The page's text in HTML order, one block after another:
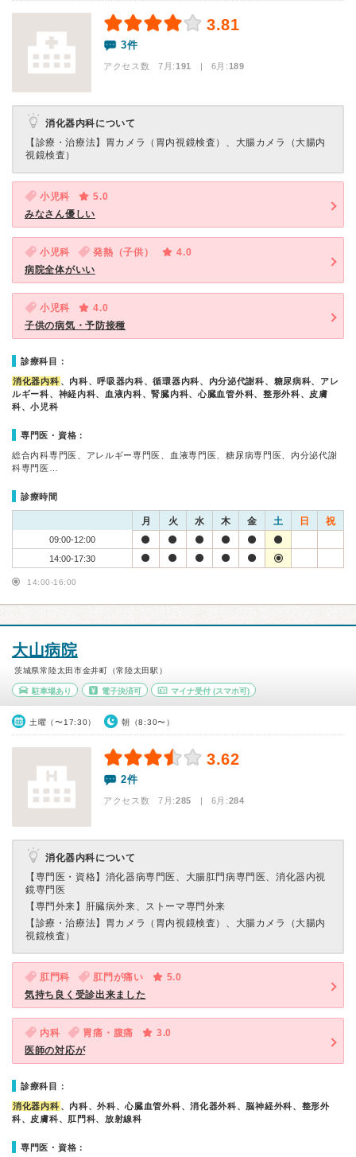
3.81
3件
アクセス数 7月:191 | 6月:189
消化器内科について
【診療・治療法】 胃カメラ（胃内視鏡検査）、大腸カメラ（大腸内
視鏡検査）
小児科
5.0
みなさん優しい
小児科 発熱（子供）
4.0
病院全体がいい
小児科
4.0
子供の病気・予防接種
診療科目：
消化器内科 、内科、呼吸器内科、循環器内科、内分泌代謝科、糖尿病科、アレ
ルギー科、神経内科、血液内科、腎臓内科、心臓血管外科、整形外科、皮膚
科、小児科
専門医・資格：
総合内科専門医、アレルギー専門医、血液専門医、糖尿病専門医、内分泌代謝
科専門医…
診療時間
月 火 水 木 金 土 日 祝
09:00-12:00
14:00-17:30
14:00-16:00
大山病院
茨城県常陸太田市金井町（常陸太田駅）
駐車場あり 電子決済可 マイナ受付 (スマホ可)
土曜（〜17:30） 朝（8:30〜）
3.62
2件
アクセス数 7月:285 | 6月:284
消化器内科について
【専門医・資格】 消化器病専門医、大腸肛門病専門医、消化器内視
鏡専門医
【専門外来】 肝臓病外来、ストーマ専門外来
【診療・治療法】 胃カメラ（胃内視鏡検査）、大腸カメラ（大腸内
視鏡検査）
肛門科 肛門が痛い
5.0
気持ち良く受診出来ました
内科 胃痛・腹痛
3.0
医師の対応が
診療科目：
消化器内科 、内科、外科、心臓血管外科、消化器外科、脳神経外科、整形外
科、皮膚科、肛門科、放射線科
専門医・資格：